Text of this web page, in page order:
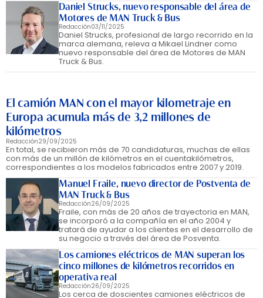
Daniel Strucks, nuevo responsable del área de
Motores de MAN Truck & Bus
Redacción03/11/2025
Daniel Strucks, profesional de largo recorrido en la
marca alemana, releva a Mikael Lindner como
nuevo responsable del área de Motores de MAN
Truck & Bus.
El camión MAN con el mayor kilometraje en
Europa acumula más de 3,2 millones de
kilómetros
Redacción29/09/2025
En total, se recibieron más de 70 candidaturas, muchas de ellas
con más de un millón de kilómetros en el cuentakilómetros,
correspondientes a los modelos fabricados entre 2007 y 2019.
Manuel Fraile, nuevo director de Postventa de
MAN Truck & Bus
Redacción26/09/2025
Fraile, con más de 20 años de trayectoria en MAN,
se incorporó a la compañía en el año 2004 y
tratará de ayudar a los clientes en el desarrollo de
su negocio a través del área de Posventa.
Los camiones eléctricos de MAN superan los
cinco millones de kilómetros recorridos en
operativa real
Redacción26/09/2025
Los cerca de doscientes camiones eléctricos de